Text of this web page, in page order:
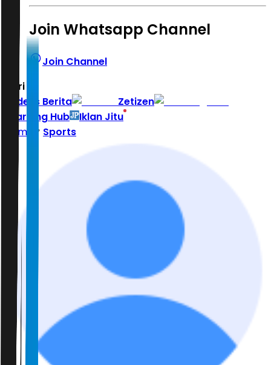
Join Whatsapp Channel
Join Channel
Hari ini
Indeks Berita
Zetizen
Learning Hub
Iklan Jitu
Home
Sports